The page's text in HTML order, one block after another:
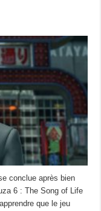
conclue après bien
6 : The Song of Life
que le jeu